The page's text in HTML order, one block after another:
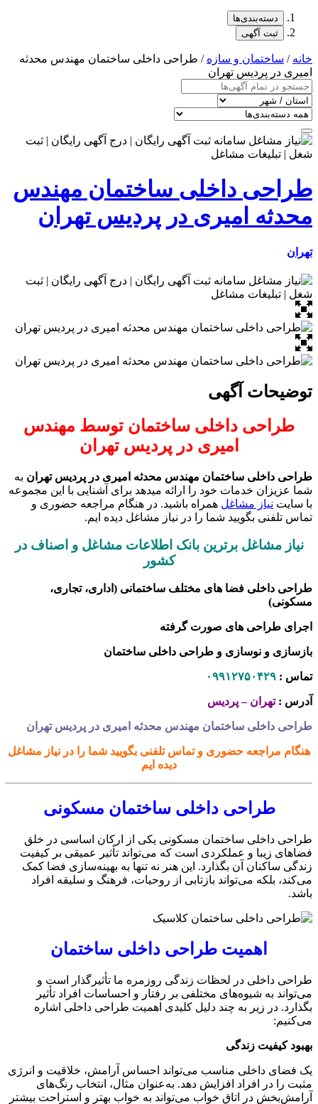
دسته‌بندی‌ها
ثبت آگهی
خانه/ ساختمان و سازه/ طراحی داخلی ساختمان مهندس محدثه
امیری در پردیس تهران
طراحی داخلی ساختمان مهندس
محدثه امیری در پردیس تهران
تهران
توضیحات آگهی
طراحی داخلی ساختمان توسط مهندس
امیری در پردیس تهران
طراحی داخلی ساختمان مهندس محدثه امیری در پردیس تهران به
شما عزیزان خدمات خود را ارائه میدهد برای آشنایی با این مجموعه
با سایت نیاز مشاغل همراه باشید. در هنگام مراجعه حضوری و
تماس تلفنی بگویید شما را در نیاز مشاغل دیده ایم.
نیاز مشاغل برترین بانک اطلاعات مشاغل و اصناف در
کشور
طراحی داخلی فضا های مختلف ساختمانی (اداری، تجاری،
مسکونی)
اجرای طراحی های صورت گرفته
بازسازی و نوسازی و طراحی داخلی ساختمان
تماس : ۰۹۹۱۲۷۵۰۴۲۹
آدرس : تهران – پردیس
طراحی داخلی ساختمان مهندس محدثه امیری در پردیس تهران
هنگام مراجعه حضوری و تماس تلفنی بگویید شما را در نیاز مشاغل
دیده ایم
طراحی داخلی ساختمان مسکونی
طراحی داخلی ساختمان مسکونی یکی از ارکان اساسی در خلق
فضاهای زیبا و عملکردی است که می‌تواند تأثیر عمیقی بر کیفیت
زندگی ساکنان آن بگذارد. این هنر نه تنها به بهینه‌سازی فضا کمک
می‌کند، بلکه می‌تواند بازتابی از روحیات، فرهنگ و سلیقه افراد
باشد.
اهمیت طراحی داخلی ساختمان
طراحی داخلی در لحظات زندگی روزمره ما تأثیرگذار است و
می‌تواند به شیوه‌های مختلفی بر رفتار و احساسات افراد تأثیر
بگذارد. در زیر به چند دلیل کلیدی اهمیت طراحی داخلی اشاره
می‌کنیم:
بهبود کیفیت زندگی
یک فضای داخلی مناسب می‌تواند احساس آرامش، خلاقیت و انرژی
مثبت را در افراد افزایش دهد. به‌عنوان مثال، انتخاب رنگ‌های
آرامش‌بخش در اتاق خواب می‌تواند به خواب بهتر و استراحت بیشتر